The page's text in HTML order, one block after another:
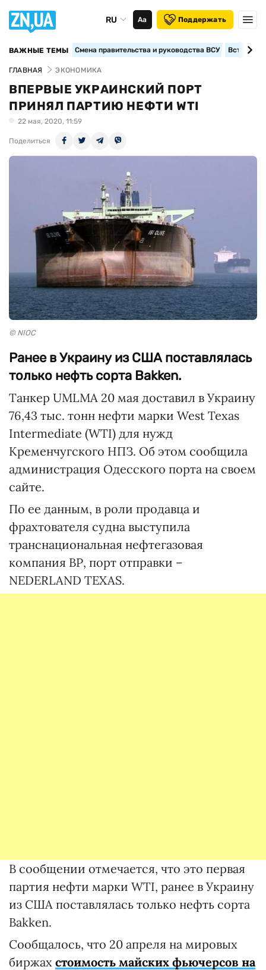
RU Аа Поддержать
ВАЖНЫЕ ТЕМЫ Смена правительства и руководства ВСУ
ГЛАВНАЯ ЭКОНОМИКА
ВПЕРВЫЕ УКРАИНСКИЙ ПОРТ
ПРИНЯЛ ПАРТИЮ НЕФТИ WTI
22 мая, 2020, 11:59
Поделиться
© NIOC
Ранее в Украину из США поставлялась
только нефть сорта Bakken.
Танкер UMLMA 20 мая доставил в Украину
76,43 тыс. тонн нефти марки West Texas
Intermediate (WTI) для нужд
Кременчугского НПЗ. Об этом сообщила
администрация Одесского порта на своем
сайте.
По ее данным, в роли продавца и
фрахтователя судна выступила
транснациональная нефтегазовая
компания ВР, порт отправки –
NEDERLAND TEXAS.
В сообщении отмечается, что это первая
партия нефти марки WTI, ранее в Украину
из США поставлялась только нефть сорта
Bakken.
Сообщалось, что 20 апреля на мировых
биржах стоимость майских фьючерсов на